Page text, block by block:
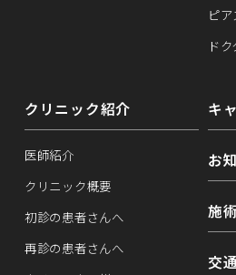
ピア
ド
クリニック紹介
医師紹介
クリニック概要
初診の患者さんへ
再診の患者さんへ
キ
お
施
交